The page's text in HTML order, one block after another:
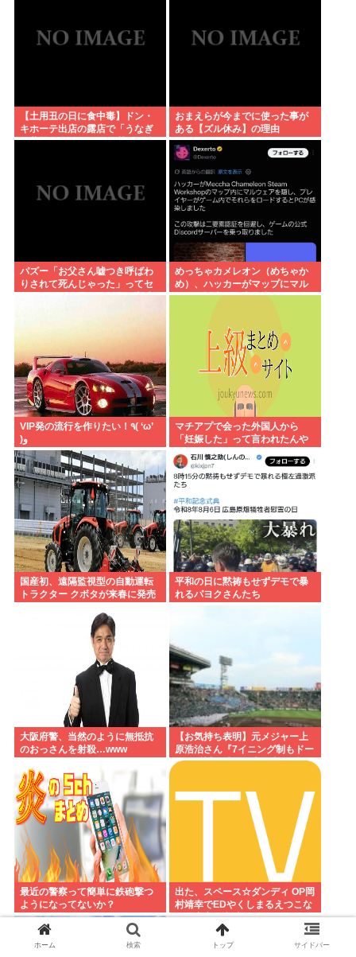
【土用丑の日に食中毒】ドン・
キホーテ出店の露店で「うなぎ
の蒲焼」食べ14人が発熱や下痢
おまえらが今までに使った事が
ある【ズル休み】の理由
パズー「お父さん嘘つき呼ばわ
りされて死んじゃった」ってセ
リフあるけど、どんな自殺方法
めっちゃカメレオン（めちゃか
め）、ハッカーがマップにマル
ウェア埋込み、大炎上www
VIP発の流行を作りたい！٩( ‘ω’
)و
マチアプで会った外国人から
「妊娠した」って言われたんや
国産初、遠隔監視型の自動運転
トラクター クボタが来春に発売
平和の日に黙祷もせずデモで暴
れるパヨクさんたち
大阪府警、当然のように無抵抗
のおっさんを射殺…www
【お気持ち表明】元メジャー上
原浩治さん『7イニング制もドー
ムも反対。球児の生の声を聞
最近の警察って簡単に鉄砲撃つ
ようになってないか？
出た、スペース☆ダンディ OP岡
村靖幸でEDやくしまるえつこな
のに内容が意味不明なアニメ
ホーム 検索 トップ サイドバー